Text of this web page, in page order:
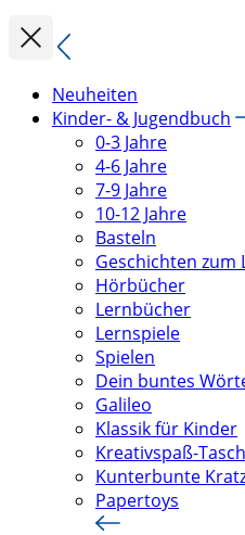
Neuheiten
Kinder- & Jugendbuch
0-3 Jahre
4-6 Jahre
7-9 Jahre
10-12 Jahre
Basteln
Geschichten zum
Hörbücher
Lernbücher
Lernspiele
Spielen
Dein buntes
Galileo
Klassik für Kinder
Kreativspaß-
Kunterbunte
Papertoys